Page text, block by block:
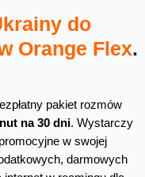
do
Orange Flex.
pakiet rozmów
na 30 dni. Wystarczy
w swojej
darmowych